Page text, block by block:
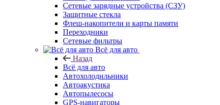
Сетевые зарядные устройства (СЗУ)
Защитные стекла
Флеш-накопители и карты памяти
Переходники
Сетевые фильтры
Всё для авто
Назад
Всё для авто
Автохолодильники
Автоакустика
Автопылесосы
GPS-навигаторы